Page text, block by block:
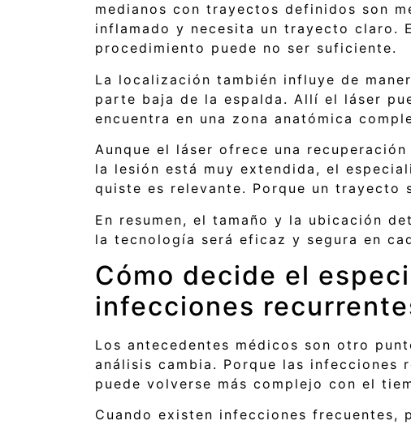
medianos con trayectos definidos son
inflamado y necesita un trayecto claro.
procedimiento puede no ser suficiente.
La localización también influye de
parte baja de la espalda. Allí el láser
encuentra en una zona anatómica
Aunque el láser ofrece una
la lesión está muy extendida, el
quiste es relevante. Porque un
En resumen, el tamaño y la ubicación
la tecnología será eficaz y segura en
Cómo decide el
infecciones
Los antecedentes médicos son otro
análisis cambia. Porque las infecciones
puede volverse más complejo con el
Cuando existen infecciones